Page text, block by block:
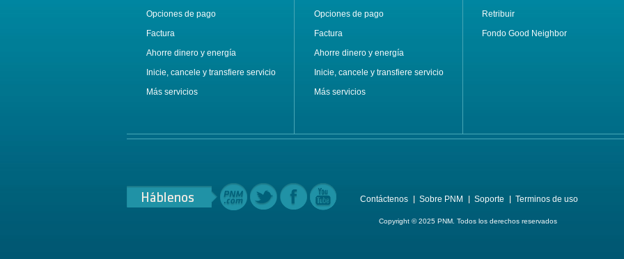
Opciones de pago
Factura
Ahorre dinero y energía
Inicie, cancele y transfiere servicio
Más servicios
Opciones de pago
Factura
Ahorre dinero y energía
Inicie, cancele y transfiere servicio
Más servicios
Retribuir
Fondo Good Neighbor
Contáctenos Sobre PNM Soporte Terminos de uso
Copyright © 2025 PNM. Todos los derechos reservados